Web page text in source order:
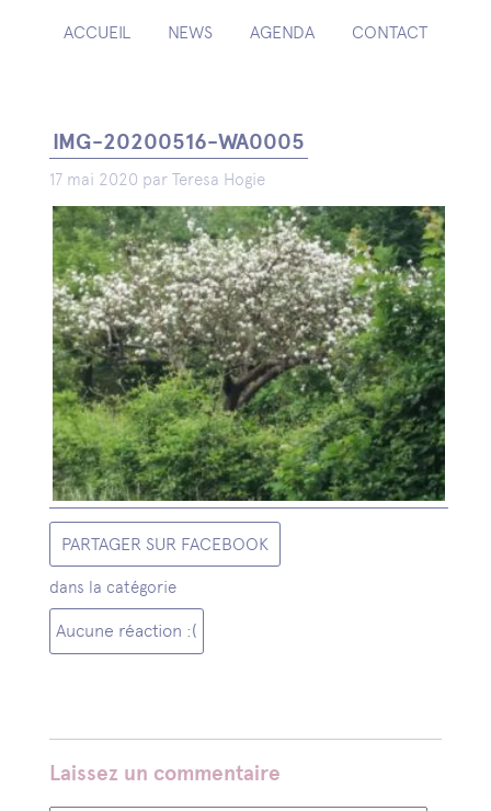
ACCUEIL NEWS AGENDA CONTACT
IMG-20200516-WA0005
17 mai 2020 par Teresa Hogie
PARTAGER SUR FACEBOOK
dans la catégorie
Aucune réaction :(
Laissez un commentaire